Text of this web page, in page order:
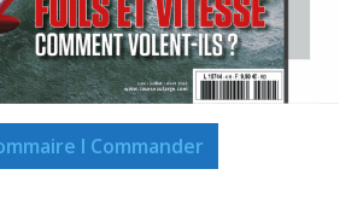
I Commander